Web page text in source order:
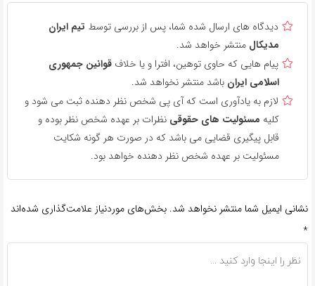
دیدگاه های ارسال شده شما، پس از بررسی توسط تیم ایران
مدیکال منتشر خواهد شد.
پیام هایی که حاوی توهین، افترا و یا خلاف قوانین جمهوری
اسلامی ایران باشد منتشر نخواهد شد.
لازم به یادآوری است که آی پی شخص نظر دهنده ثبت می شود و
کلیه مسئولیت های حقوقی نظرات بر عهده شخص نظر بوده و
قابل پیگیری قضایی می باشد که در صورت هر گونه شکایت
مسئولیت بر عهده شخص نظر دهنده خواهد بود.
نشانی ایمیل شما منتشر نخواهد شد. بخش‌های موردنیاز علامت‌گذاری شده‌اند
*